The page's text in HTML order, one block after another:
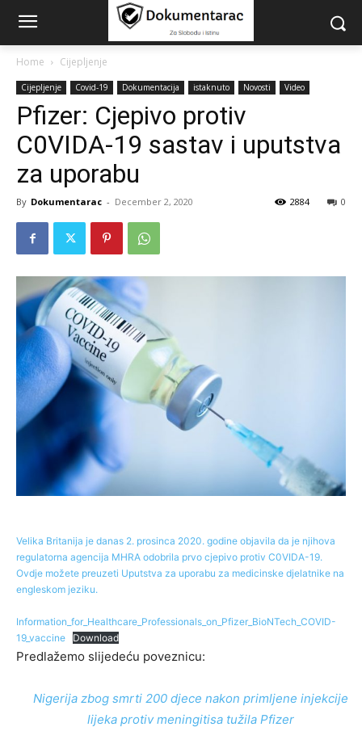
Home Cijepljenje
Cijepljenje Covid-19 Dokumentacija istaknuto Novosti Video
Pfizer: Cjepivo protiv
C0VIDA-19 sastav i uputstva
za uporabu
By Dokumentarac - December 2, 2020 0
2884
Velika Britanija je danas 2. prosinca 2020. godine objavila da je njihova
regulatorna agencija MHRA odobrila prvo cjepivo protiv C0VIDA-19.
Ovdje možete preuzeti Uputstva za uporabu za medicinske djelatnike na
engleskom jeziku.
Information_for_Healthcare_Professionals_on_Pfizer_BioNTech_COVID-
19_vaccine
Download
Predlažemo slijedeću poveznicu:
Nigerija zbog smrti 200 djece nakon primljene injekcije
lijeka protiv meningitisa tužila Pfizer